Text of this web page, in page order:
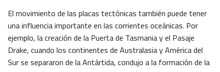
El movimiento de las placas tectónicas también puede tener
una influencia importante en las corrientes oceánicas. Por
ejemplo, la creación de la Puerta de Tasmania y el Pasaje
Drake, cuando los continentes de Australasia y América del
Sur se separaron de la Antártida, condujo a la formación de la